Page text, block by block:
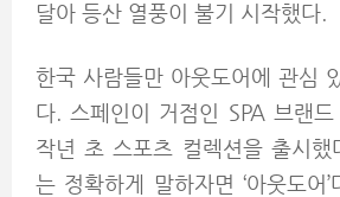
달아 등산 열풍이 불기 시작했다.
한국 사람들만 아웃도어에 관심
다. 스페인이 거점인 SPA 브랜
작년 초 스포츠 컬렉션을 출시했
는 정확하게 말하자면 ‘아웃도어